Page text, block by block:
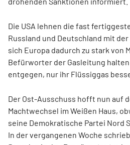
Die USA lehnen die fast
Russland und Deutschland mit
sich Europa dadurch zu stark von
Befürworter der Gasleitung
entgegen, nur ihr Flüssiggas
Der Ost-Ausschuss hofft nun auf
Machtwechsel im Weißen Haus,
seine Demokratische Partei Nord
In der vergangenen Woche